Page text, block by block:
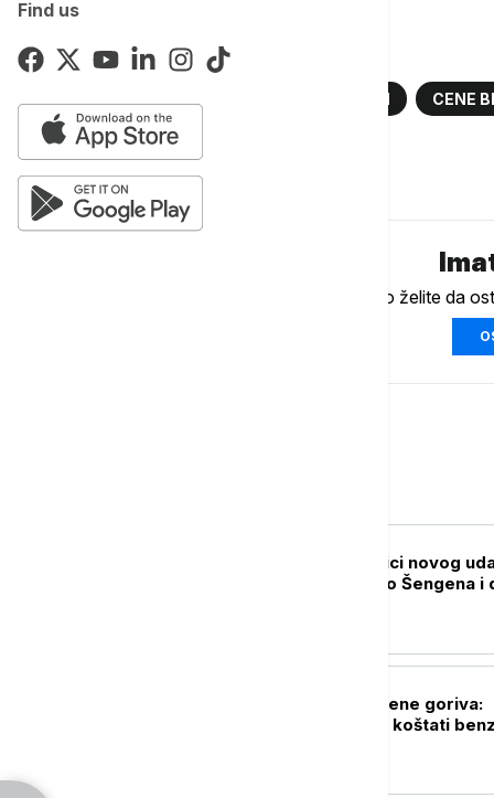
Find us
Više o...
BENZIN CENE
Komentari (
Ukoliko želite da
Kamiondžije na ivici novog
Brisel ćuti - pravilo Šengena i
Objavljene nove cene goriva:
Poznato koliko će koštati